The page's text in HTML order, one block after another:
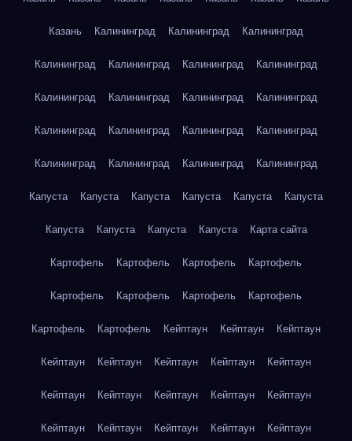
Казань Калининград Калининград Калининград
Калининград Калининград Калининград Калининград
Калининград Калининград Калининград Калининград
Калининград Калининград Калининград Калининград
Калининград Калининград Калининград Калининград
Капуста Капуста Капуста Капуста Капуста Капуста
Капуста Капуста Капуста Капуста Карта сайта
Картофель Картофель Картофель Картофель
Картофель Картофель Картофель Картофель
Картофель Картофель Кейптаун Кейптаун Кейптаун
Кейптаун Кейптаун Кейптаун Кейптаун Кейптаун
Кейптаун Кейптаун Кейптаун Кейптаун Кейптаун
Кейптаун Кейптаун Кейптаун Кейптаун Кейптаун